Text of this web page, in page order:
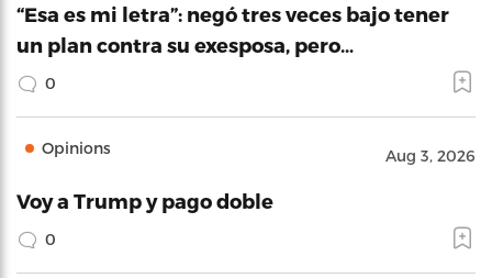
“Esa es mi letra”: negó tres veces bajo tener
un plan contra su exesposa, pero…
0
Opinions Aug 3, 2026
Voy a Trump y pago doble
0